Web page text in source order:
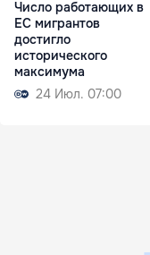
Число работающих в
ЕС мигрантов
достигло
исторического
максимума
24 Июл. 07:00